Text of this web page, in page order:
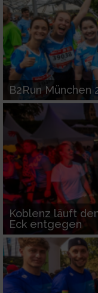
B2Run
Koblenz läuft
Eck entgegen